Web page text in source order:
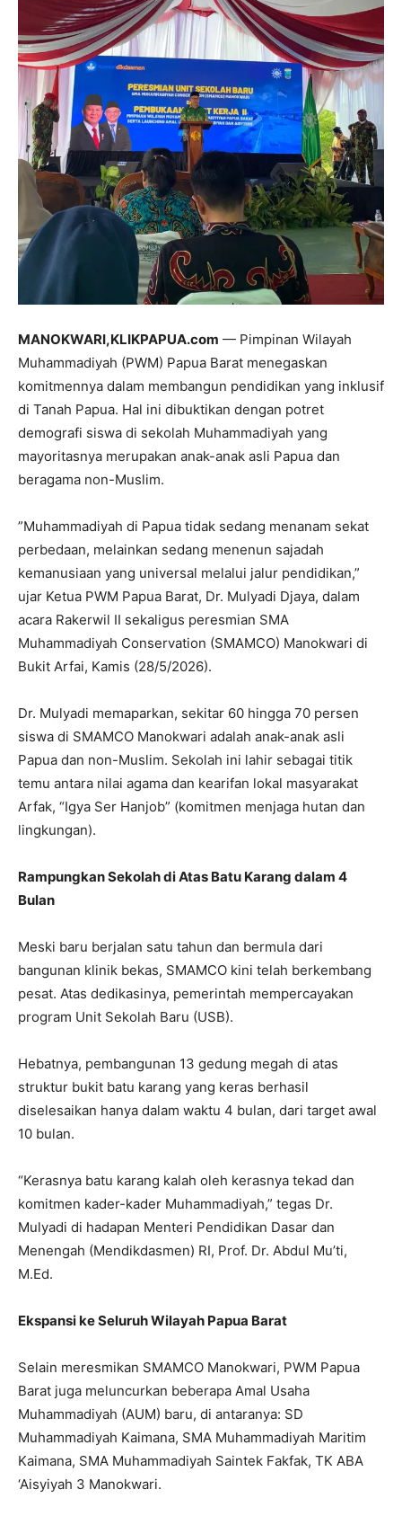
MANOKWARI,KLIKPAPUA.com — Pimpinan Wilayah
Muhammadiyah (PWM) Papua Barat menegaskan
komitmennya dalam membangun pendidikan yang inklusif
di Tanah Papua. Hal ini dibuktikan dengan potret
demografi siswa di sekolah Muhammadiyah yang
mayoritasnya merupakan anak-anak asli Papua dan
beragama non-Muslim.
​”Muhammadiyah di Papua tidak sedang menanam sekat
perbedaan, melainkan sedang menenun sajadah
kemanusiaan yang universal melalui jalur pendidikan,”
ujar Ketua PWM Papua Barat, Dr. Mulyadi Djaya, dalam
acara Rakerwil II sekaligus peresmian SMA
Muhammadiyah Conservation (SMAMCO) Manokwari di
Bukit Arfai, Kamis (28/5/2026).
​Dr. Mulyadi memaparkan, sekitar 60 hingga 70 persen
siswa di SMAMCO Manokwari adalah anak-anak asli
Papua dan non-Muslim. Sekolah ini lahir sebagai titik
temu antara nilai agama dan kearifan lokal masyarakat
Arfak, “Igya Ser Hanjob” (komitmen menjaga hutan dan
lingkungan).
Rampungkan Sekolah di Atas Batu Karang dalam 4
Bulan
Meski baru berjalan satu tahun dan bermula dari
bangunan klinik bekas, SMAMCO kini telah berkembang
pesat. Atas dedikasinya, pemerintah mempercayakan
program Unit Sekolah Baru (USB).
​Hebatnya, pembangunan 13 gedung megah di atas
struktur bukit batu karang yang keras berhasil
diselesaikan hanya dalam waktu 4 bulan, dari target awal
10 bulan.
“Kerasnya batu karang kalah oleh kerasnya tekad dan
komitmen kader-kader Muhammadiyah,” tegas Dr.
Mulyadi di hadapan Menteri Pendidikan Dasar dan
Menengah (Mendikdasmen) RI, Prof. Dr. Abdul Mu’ti,
M.Ed.
Ekspansi ke Seluruh Wilayah Papua Barat
​Selain meresmikan SMAMCO Manokwari, PWM Papua
Barat juga meluncurkan beberapa Amal Usaha
Muhammadiyah (AUM) baru, di antaranya: SD
Muhammadiyah Kaimana, SMA Muhammadiyah Maritim
Kaimana, SMA Muhammadiyah Saintek Fakfak, TK ABA
‘Aisyiyah 3 Manokwari.